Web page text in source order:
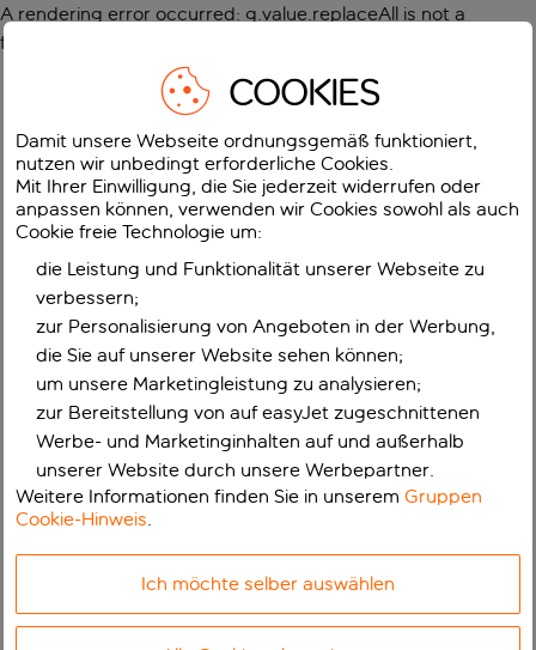
A rendering error occurred: g.value.replaceAll is not a
function
COOKIES
Damit unsere Webseite ordnungsgemäß funktioniert,
nutzen wir unbedingt erforderliche Cookies.
Mit Ihrer Einwilligung, die Sie jederzeit widerrufen oder
anpassen können, verwenden wir Cookies sowohl als auch
Cookie freie Technologie um:
die Leistung und Funktionalität unserer Webseite zu
verbessern;
zur Personalisierung von Angeboten in der Werbung,
die Sie auf unserer Website sehen können;
um unsere Marketingleistung zu analysieren;
zur Bereitstellung von auf easyJet zugeschnittenen
Werbe- und Marketinginhalten auf und außerhalb
unserer Website durch unsere Werbepartner.
Weitere Informationen finden Sie in unseremGruppen
Cookie-Hinweis.
Ich möchte selber auswählen